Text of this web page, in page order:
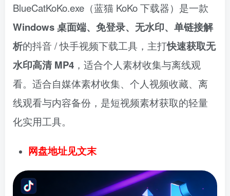
BlueCatKoKo.exe（蓝猫 KoKo 下载器）是一款
Windows 桌面端、免登录、无水印、单链接解
析的抖音 / 快手视频下载工具，主打快速获取无
水印高清 MP4 ，适合个人素材收集与离线观
看。适合自媒体素材收集、个人视频收藏、离
线观看与内容备份，是短视频素材获取的轻量
化实用工具。
网盘地址见文末